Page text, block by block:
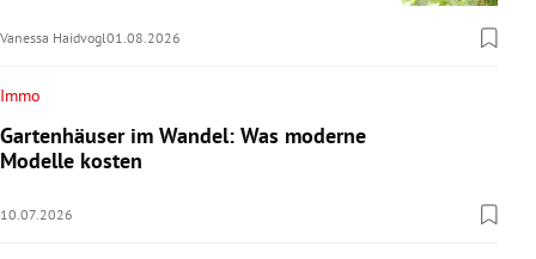
Vanessa Haidvogl01.08.2026
Immo
Gartenhäuser im Wandel: Was moderne
Modelle kosten
10.07.2026